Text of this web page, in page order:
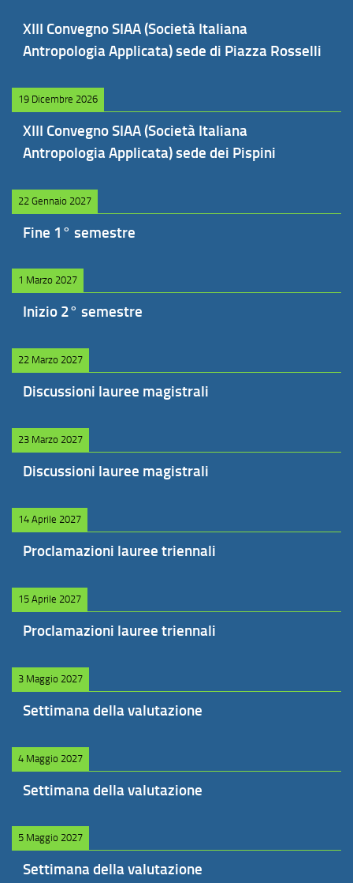
XIII Convegno SIAA (Società Italiana
Antropologia Applicata) sede di Piazza Rosselli
19 Dicembre 2026
XIII Convegno SIAA (Società Italiana
Antropologia Applicata) sede dei Pispini
22 Gennaio 2027
Fine 1° semestre
1 Marzo 2027
Inizio 2° semestre
22 Marzo 2027
Discussioni lauree magistrali
23 Marzo 2027
Discussioni lauree magistrali
14 Aprile 2027
Proclamazioni lauree triennali
15 Aprile 2027
Proclamazioni lauree triennali
3 Maggio 2027
Settimana della valutazione
4 Maggio 2027
Settimana della valutazione
5 Maggio 2027
Settimana della valutazione